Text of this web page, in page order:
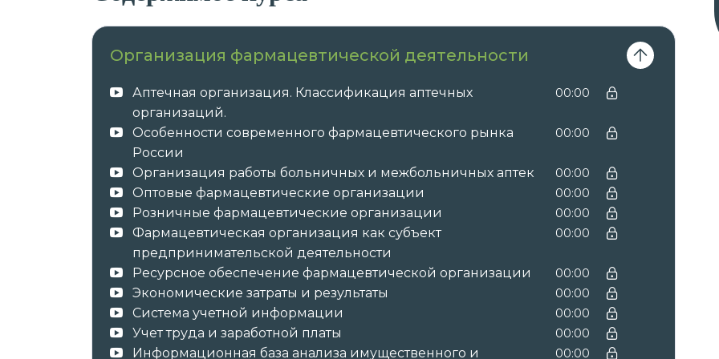
Организация фармацевтической деятельности
Аптечная организация. Классификация аптечных
организаций.
00:00
Особенности современного фармацевтического рынка
России
00:00
Организация работы больничных и межбольничных аптек 00:00
Оптовые фармацевтические организации 00:00
Розничные фармацевтические организации 00:00
Фармацевтическая организация как субъект
предпринимательской деятельности
00:00
Ресурсное обеспечение фармацевтической организации 00:00
Экономические затраты и результаты 00:00
Система учетной информации 00:00
Учет труда и заработной платы 00:00
Информационная база анализа имущественного и 00:00